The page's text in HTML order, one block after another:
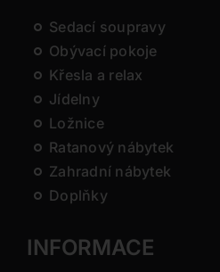
Sedací soupravy
Obývací pokoje
Křesla a relax
Jídelny
Ložnice
Ratanový nábytek
Zahradní nábytek
Doplňky
INFORMACE